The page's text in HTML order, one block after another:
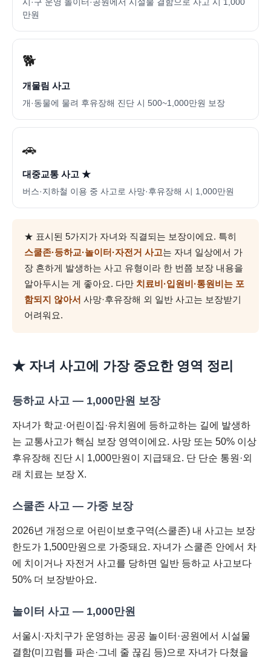
시·구 운영 놀이터·공원에서 시설물 결함으로 사고 시 1,000
만원
🐕
개물림 사고
개·동물에 물려 후유장해 진단 시 500~1,000만원 보장
🚗
대중교통 사고 ★
버스·지하철 이용 중 사고로 사망·후유장해 시 1,000만원
★ 표시된 5가지가 자녀와 직결되는 보장이에요. 특히
스쿨존·등하교·놀이터·자전거 사고는 자녀 일상에서 가
장 흔하게 발생하는 사고 유형이라 한 번쯤 보장 내용을
알아두시는 게 좋아요. 다만 치료비·입원비·통원비는 포
함되지 않아서 사망·후유장해 외 일반 사고는 보장받기
어려워요.
★ 자녀 사고에 가장 중요한 영역 정리
등하교 사고 — 1,000만원 보장
자녀가 학교·어린이집·유치원에 등하교하는 길에 발생하
는 교통사고가 핵심 보장 영역이에요. 사망 또는 50% 이상
후유장해 진단 시 1,000만원이 지급돼요. 단 단순 통원·외
래 치료는 보장 X.
스쿨존 사고 — 가중 보장
2026년 개정으로 어린이보호구역(스쿨존) 내 사고는 보장
한도가 1,500만원으로 가중돼요. 자녀가 스쿨존 안에서 차
에 치이거나 자전거 사고를 당하면 일반 등하교 사고보다
50% 더 보장받아요.
놀이터 사고 — 1,000만원
서울시·자치구가 운영하는 공공 놀이터·공원에서 시설물
결함(미끄럼틀 파손·그네 줄 끊김 등)으로 자녀가 다쳤을